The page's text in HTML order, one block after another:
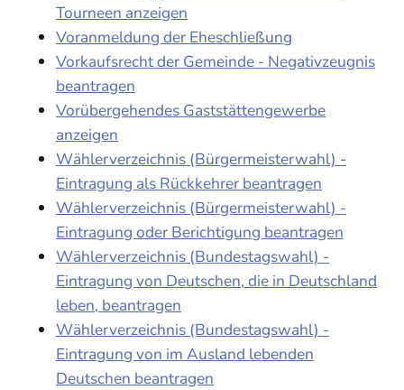
Tourneen anzeigen
Voranmeldung der Eheschließung
Vorkaufsrecht der Gemeinde - Negativzeugnis
beantragen
Vorübergehendes Gaststättengewerbe
anzeigen
Wählerverzeichnis (Bürgermeisterwahl) -
Eintragung als Rückkehrer beantragen
Wählerverzeichnis (Bürgermeisterwahl) -
Eintragung oder Berichtigung beantragen
Wählerverzeichnis (Bundestagswahl) -
Eintragung von Deutschen, die in Deutschland
leben, beantragen
Wählerverzeichnis (Bundestagswahl) -
Eintragung von im Ausland lebenden
Deutschen beantragen